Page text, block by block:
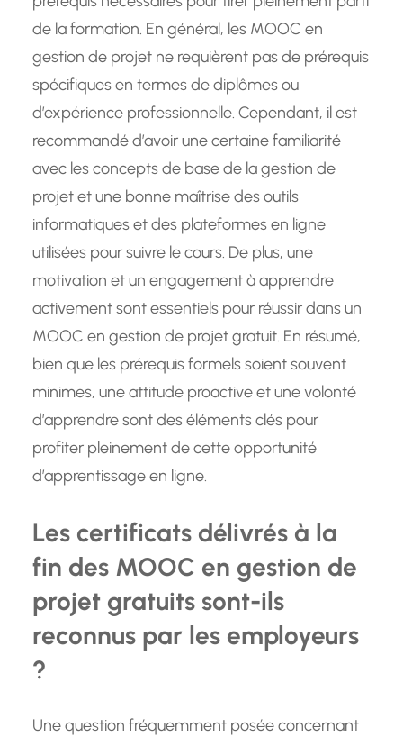
de la formation. En général, les MOOC en
gestion de projet ne requièrent pas de prérequis
spécifiques en termes de diplômes ou
d’expérience professionnelle. Cependant, il est
recommandé d’avoir une certaine familiarité
avec les concepts de base de la gestion de
projet et une bonne maîtrise des outils
informatiques et des plateformes en ligne
utilisées pour suivre le cours. De plus, une
motivation et un engagement à apprendre
activement sont essentiels pour réussir dans un
MOOC en gestion de projet gratuit. En résumé,
bien que les prérequis formels soient souvent
minimes, une attitude proactive et une volonté
d’apprendre sont des éléments clés pour
profiter pleinement de cette opportunité
d’apprentissage en ligne.
Les certificats délivrés à la
fin des MOOC en gestion de
projet gratuits sont-ils
reconnus par les employeurs
?
Une question fréquemment posée concernant